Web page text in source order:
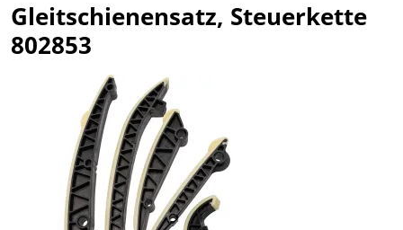
Gleitschienensatz, Steuerkette
802853